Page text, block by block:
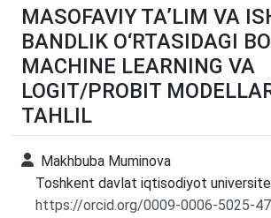
MASOFAVIY TA’LIM VA
BANDLIK O‘RTASIDAGI
MACHINE LEARNING VA
LOGIT/PROBIT
TAHLIL
Makhbuba Muminova
Toshkent davlat iqtisodiyot
https://orcid.org/0009-0006-5025-